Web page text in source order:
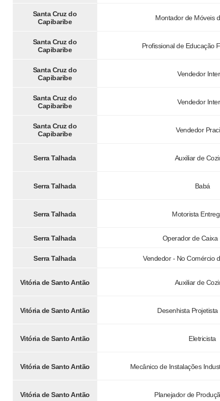
Santa Cruz do
Capibaribe
Montador de Móveis
Santa Cruz do
Capibaribe
Profissional de Educação
Santa Cruz do
Capibaribe
Vendedor
Santa Cruz do
Capibaribe
Vendedor
Santa Cruz do
Capibaribe
Vendedor
Serra Talhada Auxiliar de
Serra Talhada Babá
Serra Talhada Motorista
Serra Talhada Operador de Caixa
Serra Talhada Vendedor - No Comércio
Vitória de Santo Antão Auxiliar de
Vitória de Santo Antão Desenhista
Vitória de Santo Antão Eletricista
Vitória de Santo Antão Mecânico de Instalações
Vitória de Santo Antão Planejador de